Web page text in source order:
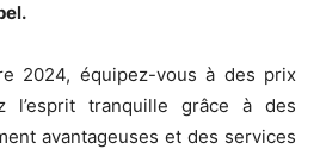
2024, équipez-vous à des prix
l’esprit tranquille grâce à des
avantageuses et des services